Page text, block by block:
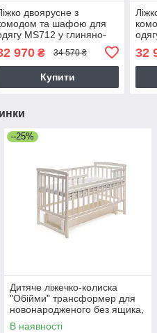
двоярусне з
та шафою для
MS712 у глиняно-
970₴ 34 570 ₴
Купити
32
–25%
Дитяче ліжечко-колиска
"Обійми" трансформер для
новонародженого без ящика,
ваніль
В наявності